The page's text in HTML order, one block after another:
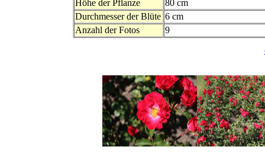
Höhe der Pflanze
80 cm
Durchmesser der Blüte 6 cm
Anzahl der Fotos
9